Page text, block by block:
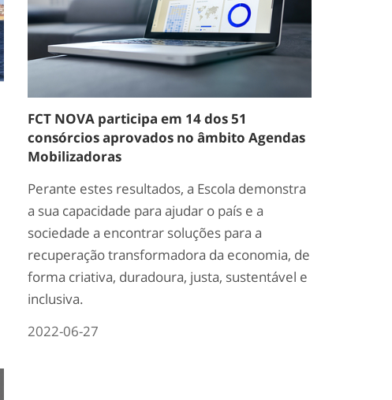
FCT NOVA participa em 14 dos 51
consórcios aprovados no âmbito Agendas
Mobilizadoras
Perante estes resultados, a Escola demonstra
a sua capacidade para ajudar o país e a
sociedade a encontrar soluções para a
recuperação transformadora da economia, de
forma criativa, duradoura, justa, sustentável e
inclusiva.
2022-06-27